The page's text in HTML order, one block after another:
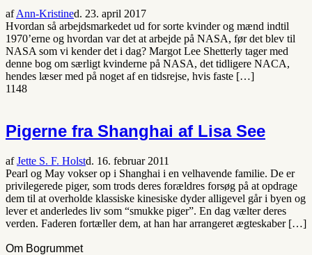
afAnn-Kristined. 23. april 2017
Hvordan så arbejdsmarkedet ud for sorte kvinder og mænd indtil
1970’erne og hvordan var det at arbejde på NASA, før det blev til
NASA som vi kender det i dag? Margot Lee Shetterly tager med
denne bog om særligt kvinderne på NASA, det tidligere NACA,
hendes læser med på noget af en tidsrejse, hvis faste […]
1148
Pigerne fra Shanghai af Lisa See
afJette S. F. Holstd. 16. februar 2011
Pearl og May vokser op i Shanghai i en velhavende familie. De er
privilegerede piger, som trods deres forældres forsøg på at opdrage
dem til at overholde klassiske kinesiske dyder alligevel går i byen og
lever et anderledes liv som “smukke piger”. En dag vælter deres
verden. Faderen fortæller dem, at han har arrangeret ægteskaber […]
Om Bogrummet